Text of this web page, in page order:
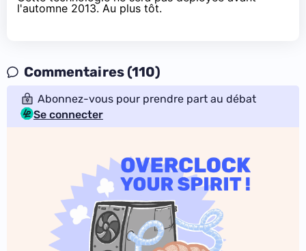
l'automne 2013. Au plus tôt.
Commentaires (110)
Abonnez-vous pour prendre part au débat
Se connecter